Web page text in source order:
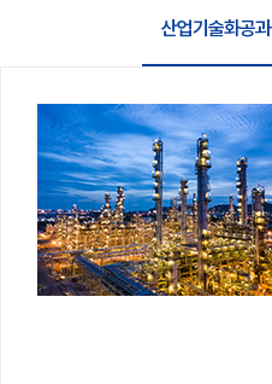
산업기술화공과